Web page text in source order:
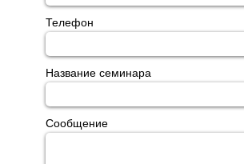
Телефон
Название семинара
Сообщение